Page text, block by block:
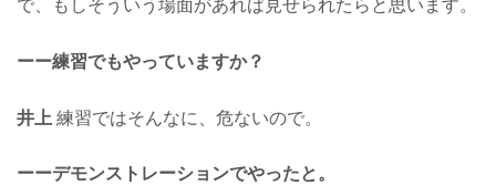
で、もしそういう場面があれば見せられたらと思います。
ーー練習でもやっていますか？
井上 練習ではそんなに、危ないので。
ーーデモンストレーションでやったと。